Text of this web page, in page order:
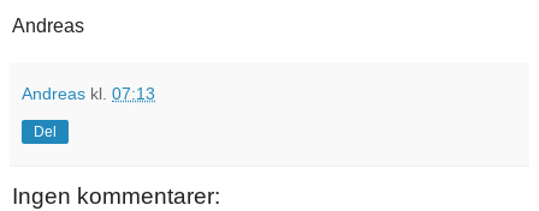
Andreas
Andreas kl. 07:13
Del
Ingen kommentarer: